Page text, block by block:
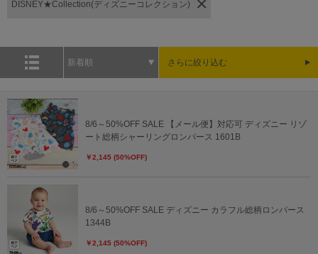
DISNEY★Collection(ディズニーコレクション)
新着順 さらに絞り込む
8/6～50%OFF SALE 【メール便】対応可 ディズニー リゾ
ート総柄シャーリングロンパース 1601B
￥2,145 (50%OFF)
8/6～50%OFF SALE ディズニー カラフル総柄ロンパース
1344B
￥2,145 (50%OFF)